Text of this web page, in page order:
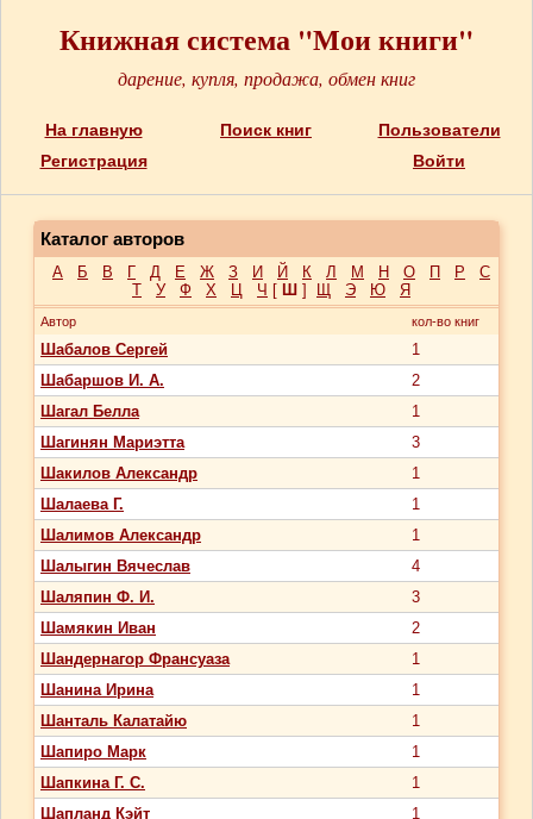
Книжная система "Мои книги"
дарение, купля, продажа, обмен книг
На главную Поиск книг
Пользователи
Регистрация
Войти
Каталог авторов
А Б В Г Д Е Ж З И Й К Л М Н О П Р
С
Т
У Ф Х Ц Ч [ Ш ] Щ Э Ю Я
Автор кол-во книг
Шабалов Сергей
1
Шабаршов И. А.
2
Шагал Белла
1
Шагинян Мариэтта
3
Шакилов Александр
1
Шалаева Г.
1
Шалимов Александр
1
Шалыгин Вячеслав
4
Шаляпин Ф. И.
3
Шамякин Иван
2
Шандернагор Франсуаза
1
Шанина Ирина
1
Шанталь Калатайю
1
Шапиро Марк
1
Шапкина Г. С.
1
Шапланд Кэйт
1